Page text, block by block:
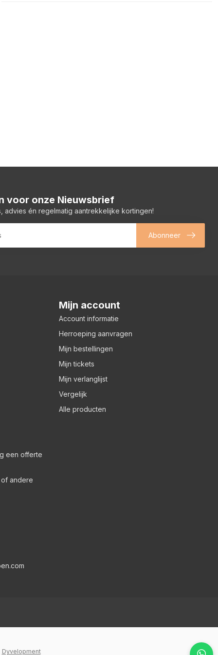
voor onze Nieuwsbrief
advies én regelmatig aantrekkelijke kortingen!
Abonneer
een offerte
andere
Mijn account
Account informatie
Herroeping aanvragen
Mijn bestellingen
Mijn tickets
Mijn verlanglijst
Vergelijk
Alle producten
Dyvelopment